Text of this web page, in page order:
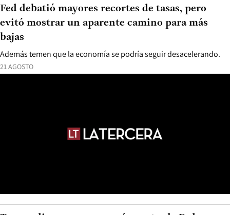
21 AGOSTO
Además temen que la economía se podría seguir desacelerando.
Fed debatió mayores recortes de tasas, pero
evitó mostrar un aparente camino para más
bajas